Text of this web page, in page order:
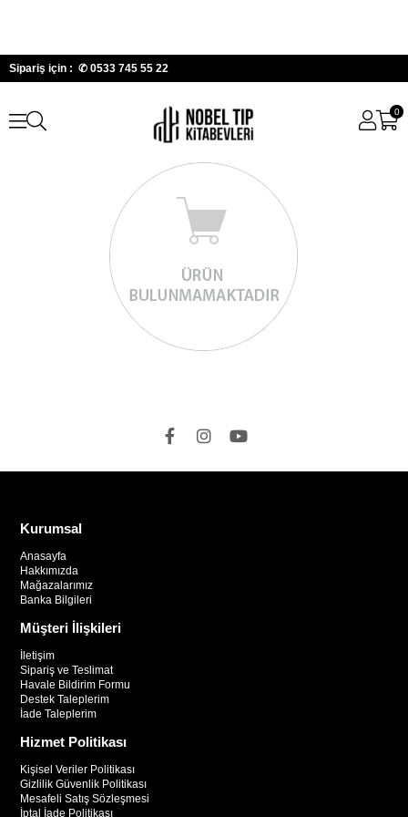
Sipariş için : ✆ 0533 745 55 22
0
Kurumsal
Anasayfa
Hakkımızda
Mağazalarımız
Banka Bilgileri
Müşteri İlişkileri
İletişim
Sipariş ve Teslimat
Havale Bildirim Formu
Destek Taleplerim
İade Taleplerim
Hizmet Politikası
Kişisel Veriler Politikası
Gizlilik Güvenlik Politikası
Mesafeli Satış Sözleşmesi
İptal İade Politikası